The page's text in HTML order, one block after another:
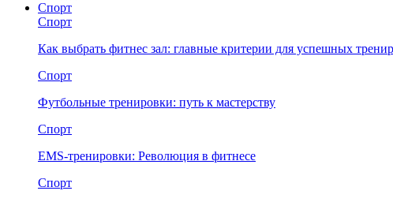
Спорт
Спорт
Как выбрать фитнес зал: главные критерии для успешных
Спорт
Футбольные тренировки: путь к мастерству
Спорт
EMS-тренировки: Революция в фитнесе
Спорт